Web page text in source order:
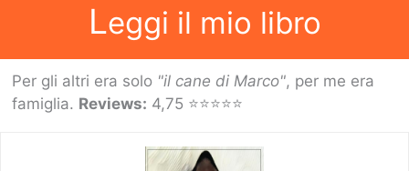
Leggi il mio libro
Per gli altri era solo "il cane di Marco", per me era
famiglia. Reviews: 4,75 ⭐⭐⭐⭐⭐